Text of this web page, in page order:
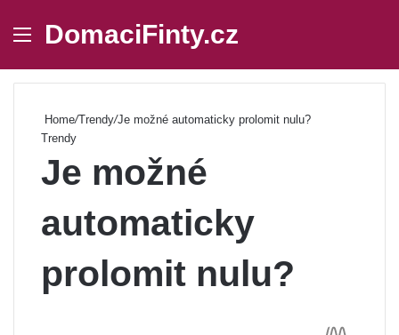
Menu
DomaciFinty.cz
Home/Trendy/Je možné automaticky prolomit nulu?
Trendy
Je možné
automaticky
prolomit nulu?